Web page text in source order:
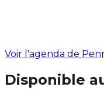
Voir l'agenda de
Disponible